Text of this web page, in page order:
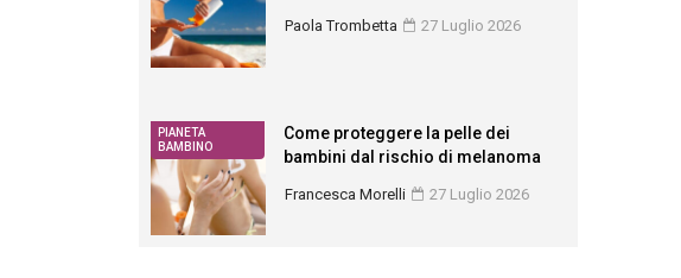
Paola Trombetta 27 Luglio 2026
PIANETA
BAMBINO
Come proteggere la pelle dei
bambini dal rischio di melanoma
Francesca Morelli 27 Luglio 2026